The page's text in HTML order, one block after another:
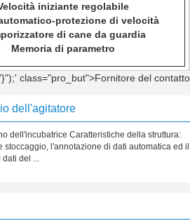
iniziante regolabile
protezione di velocità
di cane da guardia
Memoria di parametro
class="pro_but">Fornitore del contatto
dell'agitatore
dell'incubatrice Caratteristiche della struttura:
stoccaggio, l'annotazione di dati automatica ed il
del ...